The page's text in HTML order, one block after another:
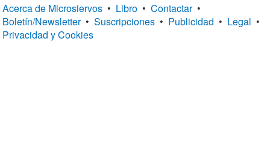
Acerca de Microsiervos • Libro • Contactar •
Boletín/Newsletter • Suscripciones • Publicidad • Legal •
Privacidad y Cookies